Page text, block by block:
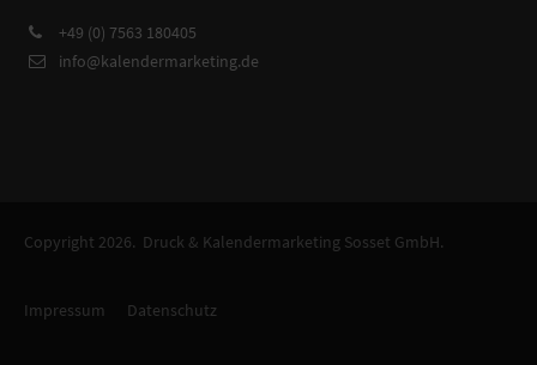
+49 (0) 7563 180405
info@kalendermarketing.de
Copyright 2026. Druck & Kalendermarketing Sosset GmbH.
Impressum Datenschutz